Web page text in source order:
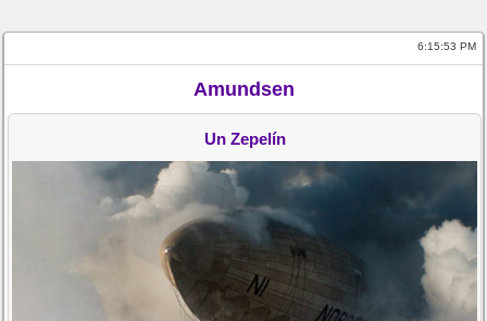
6:15:53 PM
Amundsen
Un Zepelín